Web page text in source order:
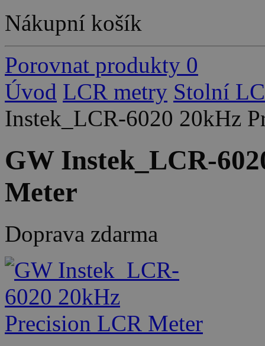
Nákupní košík
Porovnat produkty 0
Úvod LCR metry Stolní
Instek_LCR-6020 20kHz
GW Instek_LCR-
Meter
Doprava zdarma